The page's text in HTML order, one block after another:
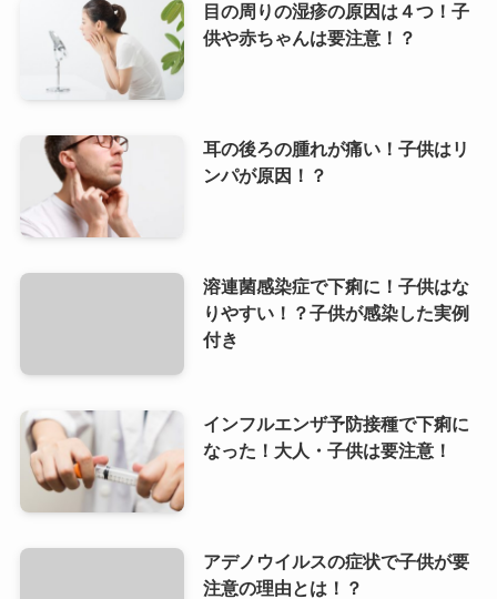
目の周りの湿疹の原因は４つ！子
供や赤ちゃんは要注意！？
耳の後ろの腫れが痛い！子供はリ
ンパが原因！？
溶連菌感染症で下痢に！子供はな
りやすい！？子供が感染した実例
付き
インフルエンザ予防接種で下痢に
なった！大人・子供は要注意！
アデノウイルスの症状で子供が要
注意の理由とは！？